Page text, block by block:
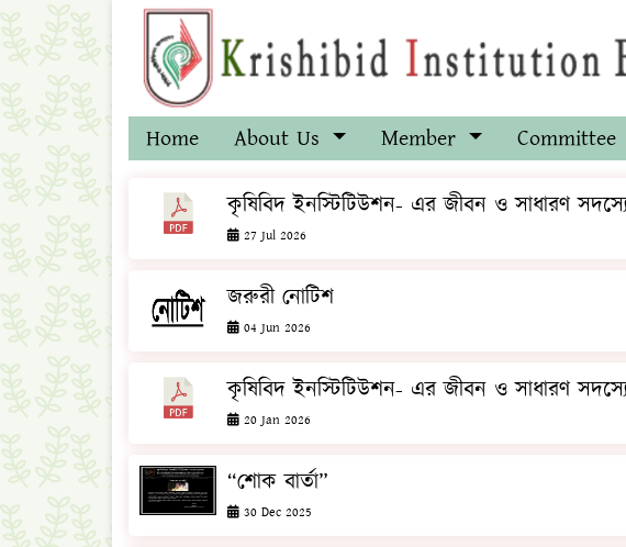
Home About Us Member Committee
কৃষিবিদ ইনস্টিটিউশন- এর জীবন ও সাধারণ
27 Jul 2026
জরুরী নোটিশ
04 Jun 2026
কৃষিবিদ ইনস্টিটিউশন- এর জীবন ও সাধারণ
20 Jan 2026
“শোক বার্তা”
30 Dec 2025